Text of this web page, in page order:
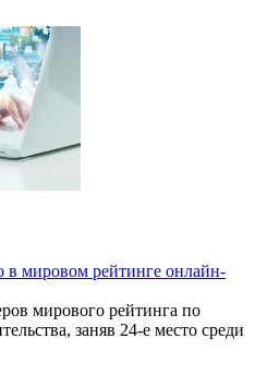
в мировом рейтинге онлайн-
мирового рейтинга по
заняв 24-е место среди